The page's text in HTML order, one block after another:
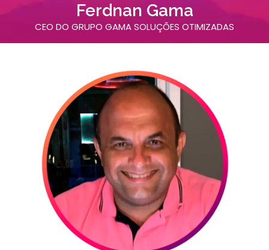
Ferdnan Gama
CEO DO GRUPO GAMA SOLUÇÕES OTIMIZADAS